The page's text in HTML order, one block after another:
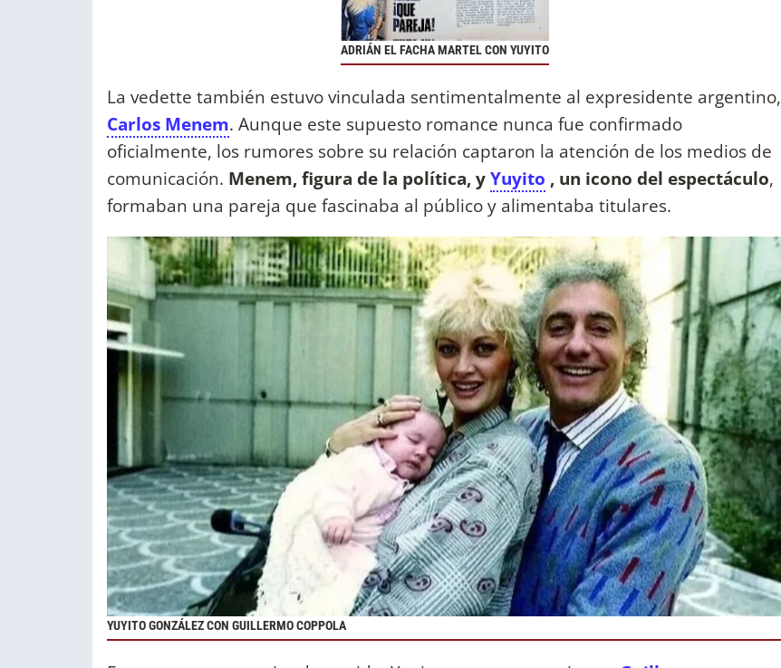
ADRIÁN EL FACHA MARTEL CON YUYITO
La vedette también estuvo vinculada sentimentalmente al expresidente argentino,
Carlos Menem. Aunque este supuesto romance nunca fue confirmado
oficialmente, los rumores sobre su relación captaron la atención de los medios de
comunicación. Menem, figura de la política, yYuyito , un icono del espectáculo,
formaban una pareja que fascinaba al público y alimentaba titulares.
YUYITO GONZÁLEZ CON GUILLERMO COPPOLA